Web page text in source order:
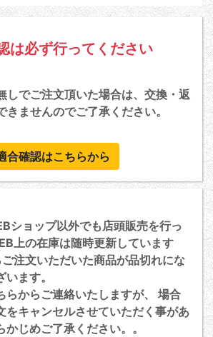
は必ず行ってください
しでご注文頂いた場合は、交換・返
きませんのでご了承ください。
合確認はこちらから
ショップ以外でも店頭販売を行っ
上の在庫は随時更新しています
注文いただいた商品が品切れにな
ます。
からご連絡いたしますが、 場合
をキャンセルさせていただく事があ
かじめご了承ください。。